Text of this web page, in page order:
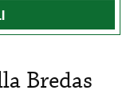
Bredas